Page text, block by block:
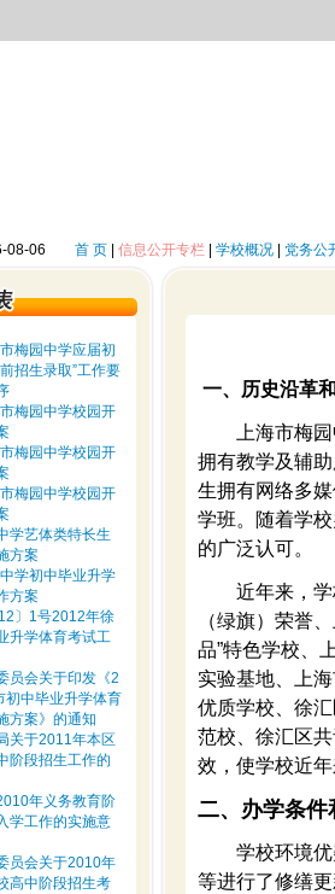
08-06 首 页| 信息公开专栏| 学校概况| 党务公
梅园中学应届初
招生录取”工作要
梅园中学校园开
梅园中学校园开
梅园中学校园开
学艺体类特长生
方案
学初中毕业升学
方案
〕1号2012年徐
升学体育考试工
员会关于印发《2
初中毕业升学体育
方案》的通知
关于2011年本区
阶段招生工作的
年义务教育阶
学工作的实施意
员会关于2010年
高中阶段招生考
一、历史沿革
上海市梅园中
拥有教学及辅
生拥有网络多
学班。随着学
的广泛认可。
近年来，学校
（绿旗）荣誉
品”特色学校、
实验基地、上
优质学校、徐
范校、徐汇区
效，使学校近
二、办学条件
学校环境优美
等进行了修缮